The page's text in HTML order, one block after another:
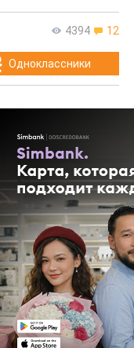
4394 12
Одноклассники